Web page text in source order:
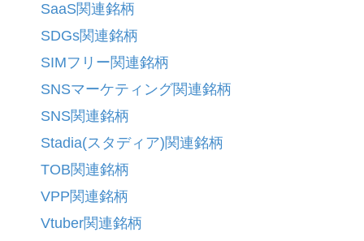
SaaS関連銘柄
SDGs関連銘柄
SIMフリー関連銘柄
SNSマーケティング関連銘柄
SNS関連銘柄
Stadia(スタディア)関連銘柄
TOB関連銘柄
VPP関連銘柄
Vtuber関連銘柄